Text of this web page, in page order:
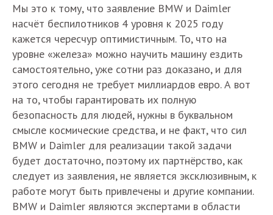
Мы это к тому, что заявление BMW и Daimler
насчёт беспилотников 4 уровня к 2025 году
кажется чересчур оптимистичным. То, что на
уровне «железа» можно научить машину ездить
самостоятельно, уже сотни раз доказано, и для
этого сегодня не требует миллиардов евро. А вот
на то, чтобы гарантировать их полную
безопасность для людей, нужны в буквальном
смысле космические средства, и не факт, что сил
BMW и Daimler для реализации такой задачи
будет достаточно, поэтому их партнёрство, как
следует из заявления, не является эксклюзивным, к
работе могут быть привлечены и другие компании.
BMW и Daimler являются экспертами в области